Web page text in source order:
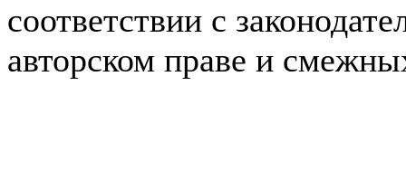
соответствии с
авторском праве и